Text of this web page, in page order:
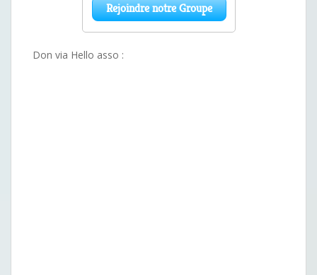
Don via Hello asso :